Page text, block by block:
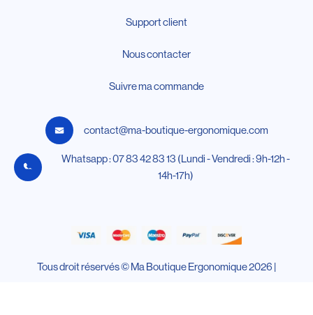
Support client
Nous contacter
Suivre ma commande
contact@ma-boutique-ergonomique.com
Whatsapp : 07 83 42 83 13 (Lundi - Vendredi : 9h-12h -
14h-17h)
Tous droit réservés © Ma Boutique Ergonomique 2026 |